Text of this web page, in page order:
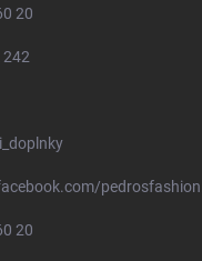
20
242
20